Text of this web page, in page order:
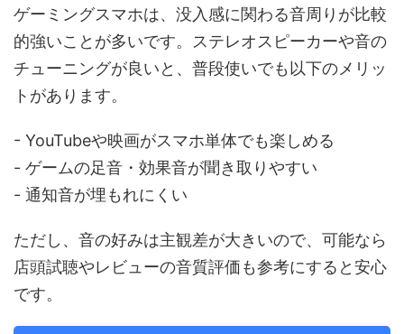
ゲーミングスマホは、没入感に関わる音周りが比較
的強いことが多いです。ステレオスピーカーや音の
チューニングが良いと、普段使いでも以下のメリッ
トがあります。
- YouTubeや映画がスマホ単体でも楽しめる
- ゲームの足音・効果音が聞き取りやすい
- 通知音が埋もれにくい
ただし、音の好みは主観差が大きいので、可能なら
店頭試聴やレビューの音質評価も参考にすると安心
です。